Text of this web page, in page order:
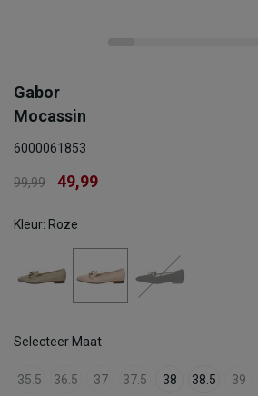
Gabor
Mocassin
6000061853
99,99 49,99
Kleur: Roze
Selecteer Maat
35.5 36.5 37 37.5 38 38.5 39